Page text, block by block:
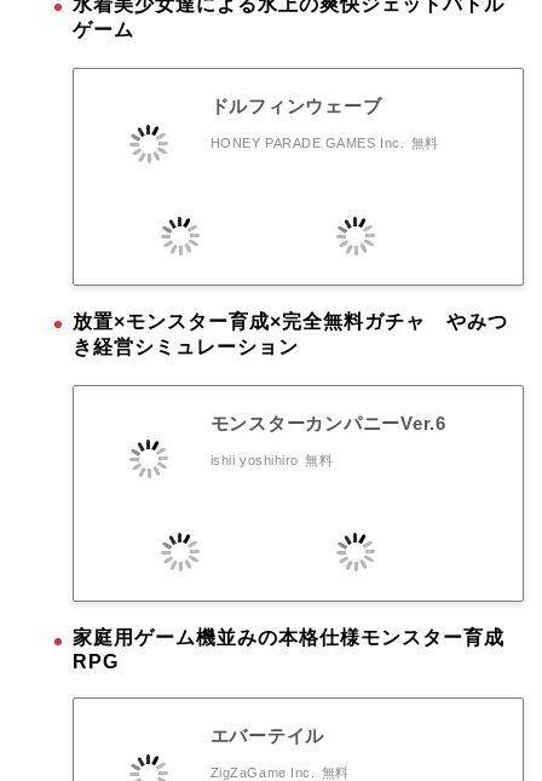
ゲーム
ドルフィンウェーブ
HONEY PARADE GAMES Inc. 無料
放置×モンスター育成×完全無料ガチャ やみつ
き経営シミュレーション
モンスターカンパニーVer.6
ishii yoshihiro 無料
家庭用ゲーム機並みの本格仕様モンスター育成
RPG
エバーテイル
ZigZaGame Inc. 無料